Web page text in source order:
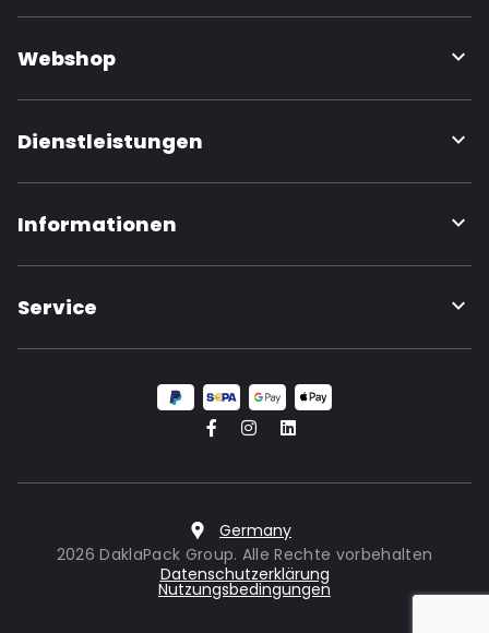
Webshop
Dienstleistungen
Informationen
Service
Germany
2026 DaklaPack Group. Alle Rechte vorbehalten
Datenschutzerklärung
Nutzungsbedingungen